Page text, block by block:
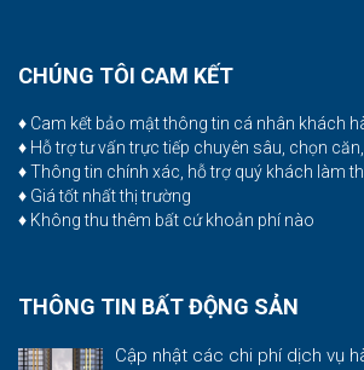
CHÚNG TÔI CAM KẾT
♦ Cam kết bảo mật thông tin cá nhân khách
♦ Hỗ trợ tư vấn trực tiếp chuyên sâu, chọn
♦ Thông tin chính xác, hỗ trợ quý khách làm
♦ Giá tốt nhất thị trường
♦ Không thu thêm bất cứ khoản phí nào
THÔNG TIN BẤT ĐỘNG SẢN
Cập nhật các chi phí dịch vụ